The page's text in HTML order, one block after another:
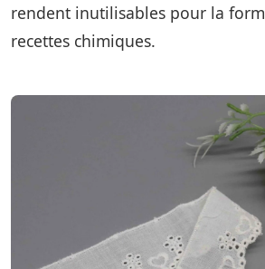
rendent inutilisables pour la
recettes chimiques.